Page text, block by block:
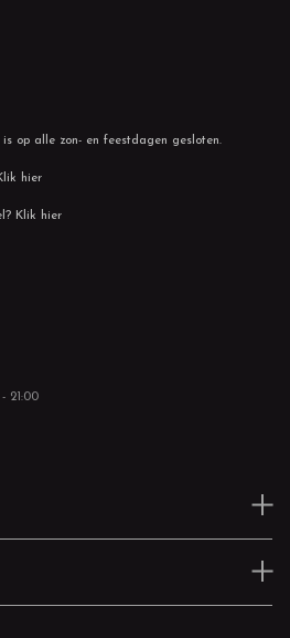
op alle zon- en feestdagen gesloten.
hier
Klik hier
21:00